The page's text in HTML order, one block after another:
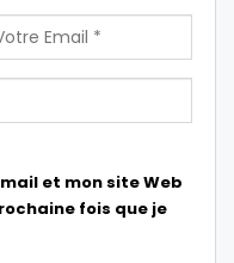
et mon site Web
fois que je